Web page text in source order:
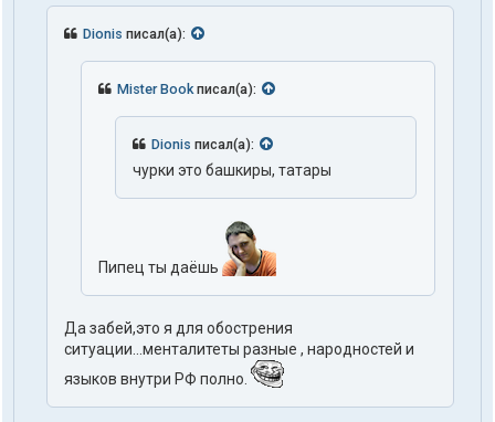
Dionis писал(а):
Mister Book писал(а):
Dionis писал(а):
чурки это башкиры, татары
Пипец ты даёшь
Да забей,это я для обострения
ситуации...менталитеты разные , народностей и
языков внутри РФ полно.